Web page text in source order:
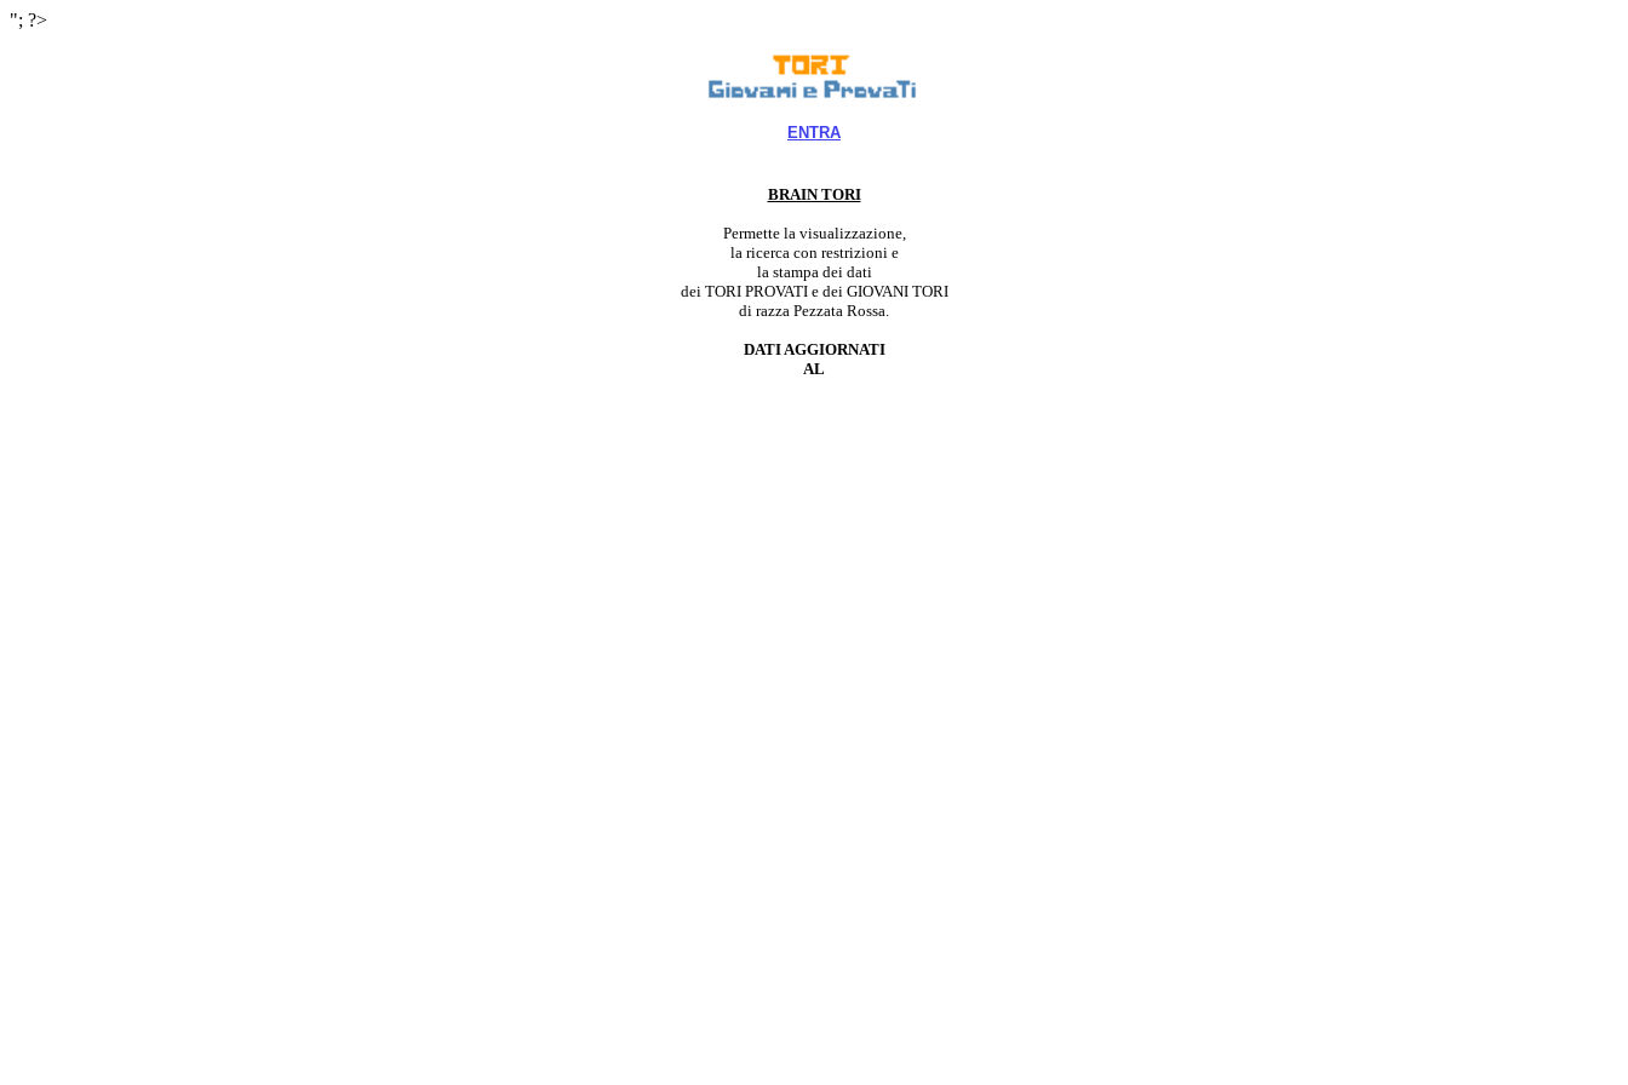
"; ?>
ENTRA
BRAIN TORI
Permette la visualizzazione,
la ricerca con restrizioni e
la stampa dei dati
dei TORI PROVATI e dei GIOVANI TORI
di razza Pezzata Rossa.
DATI AGGIORNATI
AL